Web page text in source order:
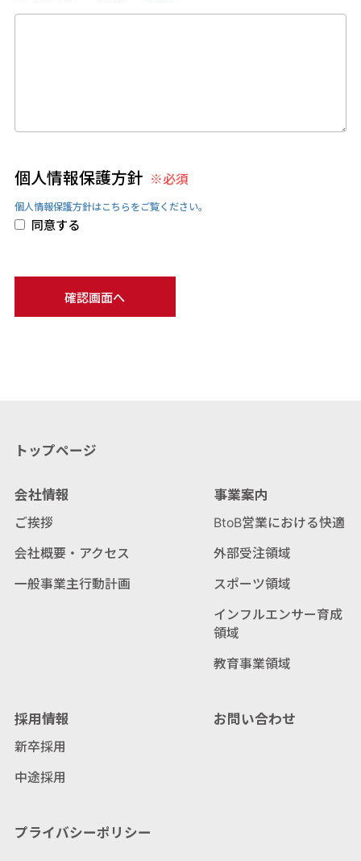
個人情報保護方針 ※必須
個人情報保護方針はこちらをご覧ください。
同意する
トップページ
会社情報
ご挨拶
会社概要・アクセス
一般事業主行動計画
事業案内
BtoB営業における快適
外部受注領域
スポーツ領域
インフルエンサー育成
領域
教育事業領域
採用情報
新卒採用
中途採用
お問い合わせ
プライバシーポリシー